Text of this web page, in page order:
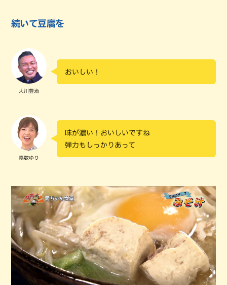
続いて豆腐を
大川豊治
おいしい！
嘉数ゆり
味が濃い！おいしいですね
弾力もしっかりあって